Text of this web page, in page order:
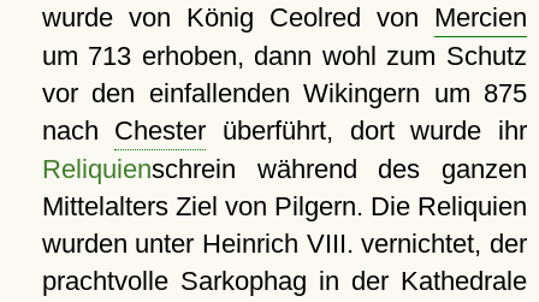
wurde von König Ceolred von Mercien
um 713 erhoben, dann wohl zum Schutz
vor den einfallenden Wikingern um 875
nach Chester überführt, dort wurde ihr
Reliquienschrein während des ganzen
Mittelalters Ziel von Pilgern. Die Reliquien
wurden unter Heinrich VIII. vernichtet, der
prachtvolle Sarkophag in der Kathedrale